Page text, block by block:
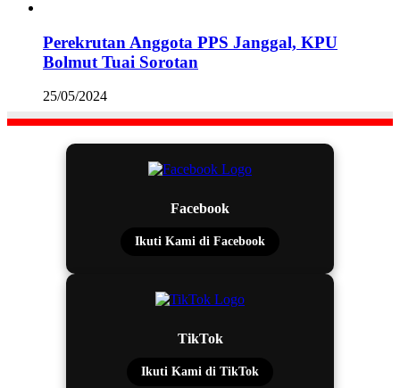
Perekrutan Anggota PPS Janggal, KPU
Bolmut Tuai Sorotan
25/05/2024
Facebook
Ikuti Kami di Facebook
TikTok
Ikuti Kami di TikTok